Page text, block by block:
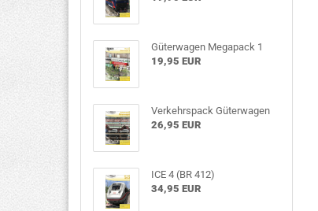
Güterwagen Megapack 1
19,95 EUR
Verkehrspack Güterwagen
26,95 EUR
ICE 4 (BR 412)
34,95 EUR